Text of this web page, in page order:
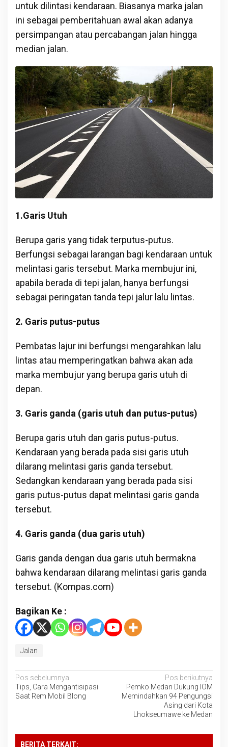
untuk dilintasi kendaraan. Biasanya marka jalan
ini sebagai pemberitahuan awal akan adanya
persimpangan atau percabangan jalan hingga
median jalan.
1.Garis Utuh
Berupa garis yang tidak terputus-putus.
Berfungsi sebagai larangan bagi kendaraan untuk
melintasi garis tersebut. Marka membujur ini,
apabila berada di tepi jalan, hanya berfungsi
sebagai peringatan tanda tepi jalur lalu lintas.
2. Garis putus-putus
Pembatas lajur ini berfungsi mengarahkan lalu
lintas atau memperingatkan bahwa akan ada
marka membujur yang berupa garis utuh di
depan.
3. Garis ganda (garis utuh dan putus-putus)
Berupa garis utuh dan garis putus-putus.
Kendaraan yang berada pada sisi garis utuh
dilarang melintasi garis ganda tersebut.
Sedangkan kendaraan yang berada pada sisi
garis putus-putus dapat melintasi garis ganda
tersebut.
4. Garis ganda (dua garis utuh)
Garis ganda dengan dua garis utuh bermakna
bahwa kendaraan dilarang melintasi garis ganda
tersebut. (Kompas.com)
Bagikan Ke :
Jalan
Navigasi
pos
Pos sebelumnya
Tips, Cara Mengantisipasi
Saat Rem Mobil Blong
Pos berikutnya
Pemko Medan Dukung IOM
Memindahkan 94 Pengungsi
Asing dari Kota
Lhokseumawe ke Medan
BERITA TERKAIT: